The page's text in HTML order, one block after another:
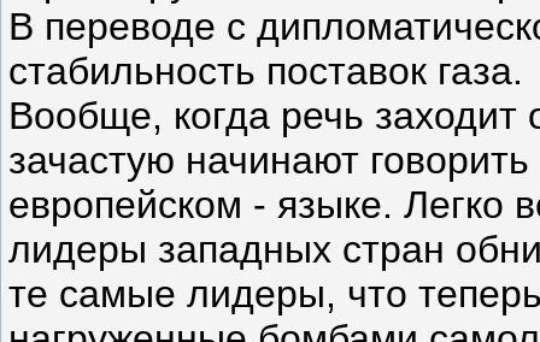
В переводе с
стабильность поставок газа.
Вообще, когда речь
зачастую начинают
европейском - языке. Легко
лидеры западных стран
те самые лидеры, что